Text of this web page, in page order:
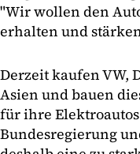
"Wir wollen den
erhalten und
Derzeit kaufen VW,
Asien und bauen
für ihre
Bundesregierung